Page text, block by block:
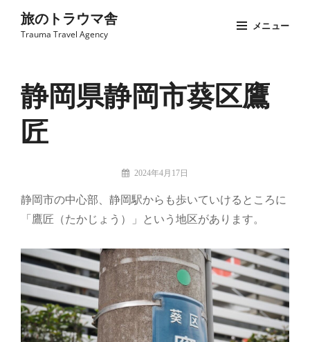
旅のトラウマ舎
Trauma Travel Agency
メニュー
静岡県静岡市葵区鷹
匠
投
者:
の
ト
ウ
マ
舎：
担
当
O
2024年4月17日
静岡市の中心部、静岡駅からも歩いていけるところに
「鷹匠（たかじょう）」という地区があります。